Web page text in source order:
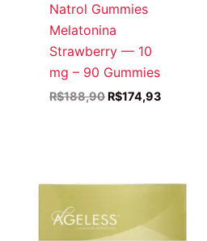
Natrol Gummies
Melatonina
Strawberry — 10
mg – 90 Gummies
R$188,90 O
R$174,93O